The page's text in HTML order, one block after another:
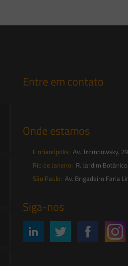
Entre em contato
Onde estamos
Florianópolis: Av. Trompowsky,
Rio de Janeiro: R. Jardim
São Paulo: Av. Brigadeiro Faria
Siga-nos